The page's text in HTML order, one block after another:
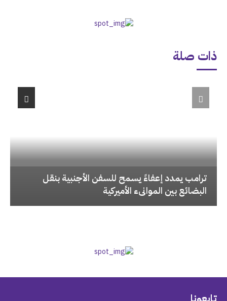
ذات صلة
‏ترامب يمدد إعفاءً يسمح للسفن الأجنبية بنقل
البضائع بين الموانىء الأميركية